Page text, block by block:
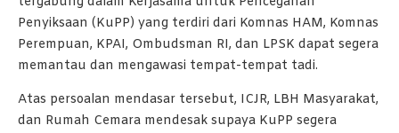
Penyiksaan (KuPP) yang terdiri dari Komnas HAM, Komnas
Perempuan, KPAI, Ombudsman RI, dan LPSK dapat segera
memantau dan mengawasi tempat-tempat tadi.
Atas persoalan mendasar tersebut, ICJR, LBH Masyarakat,
dan Rumah Cemara mendesak supaya KuPP segera